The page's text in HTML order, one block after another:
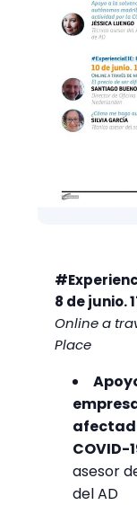
8 de junio.
Online a
Place
COVID-
asesor
del AD